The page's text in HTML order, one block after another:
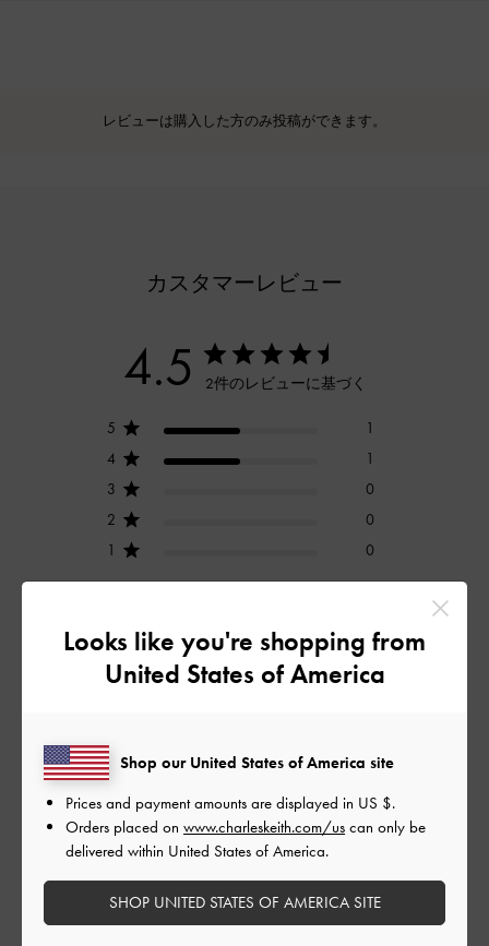
レビューは購入した方のみ投稿ができます。
カスタマーレビュー
4.5 2件のレビューに基づく
5
1
4
1
3
0
2
0
1
0
レビューを書く
とても良かった
品質
もっと見る
Looks like you're shopping from
United States of America
Shop our United States of America site
Prices and payment amounts are displayed in US $.
Orders placed on www.charleskeith.com/us can only be
delivered within United States of America.
SHOP UNITED STATES OF AMERICA SITE